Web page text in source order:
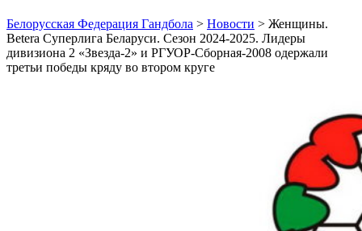
Белорусская Федерация Гандбола > Новости > Женщины.
Betera Суперлига Беларуси. Сезон 2024-2025. Лидеры
дивизиона 2 «Звезда-2» и РГУОР-Сборная-2008 одержали
третьи победы кряду во втором круге